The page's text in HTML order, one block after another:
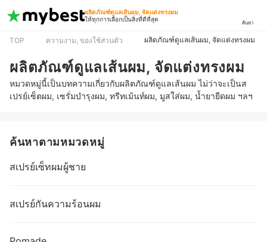
ผลิตภัณฑ์ดูแลเส้นผม, จัดแต่งทรงผม
ให้ทุกการเลือกเป็นสิ่งที่ดีที่สุด
ค้นหา
TOP ความงาม, ของใช้ส่วนตัว ผลิตภัณฑ์ดูแลเส้นผม, จัดแต่งทรงผม
ผลิตภัณฑ์ดูแลเส้นผม, จัดแต่งทรงผม
หมวดหมู่นี้เป็นบทความเกี่ยวกับผลิตภัณฑ์ดูแลเส้นผม ไม่ว่าจะเป็นส
เปรย์เซ็ตผม, เซรั่มบำรุงผม, ทรีทเม้นท์ผม, มูสใส่ผม, น้ำยายืดผม ฯลฯ
ค้นหาตามหมวดหมู่
สเปรย์เซ็ทผมผู้ชาย
สเปรย์กันความร้อนผม